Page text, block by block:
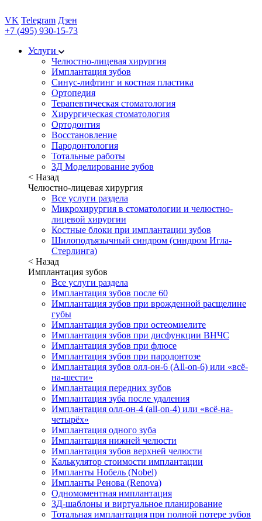
VK Telegram Дзен
+7 (495) 930-15-73
Услуги
Челюстно-лицевая хирургия
Имплантация зубов
Синус-лифтинг и костная пластика
Ортопедия
Терапевтическая стоматология
Хирургическая стоматология
Ортодонтия
Восстановление
Пародонтология
Тотальные работы
3Д Моделирование зубов
< Назад
Челюстно-лицевая хирургия
Все услуги раздела
Микрохирургия в стоматологии и челюстно-
лицевой хирургии
Костные блоки при имплантации зубов
Шилоподъязычный синдром (синдром Игла-
Стерлинга)
< Назад
Имплантация зубов
Все услуги раздела
Имплантация зубов после 60
Имплантация зубов при врожденной расщелине
губы
Имплантация зубов при остеомиелите
Имплантация зубов при дисфункции ВНЧС
Имплантация зубов при флюсе
Имплантация зубов при пародонтозе
Имплантация зубов олл-он-6 (All-on-6) или «всё-
на-шести»
Имплантация передних зубов
Имплантация зуба после удаления
Имплантация олл-он-4 (all-on-4) или «всё-на-
четырёх»
Имплантация одного зуба
Имплантация нижней челюсти
Имплантация зубов верхней челюсти
Калькулятор стоимости имплантации
Импланты Нобель (Nobel)
Импланты Ренова (Renova)
Одномоментная имплантация
3Д-шаблоны и виртуальное планирование
Тотальная имплантация при полной потере зубов